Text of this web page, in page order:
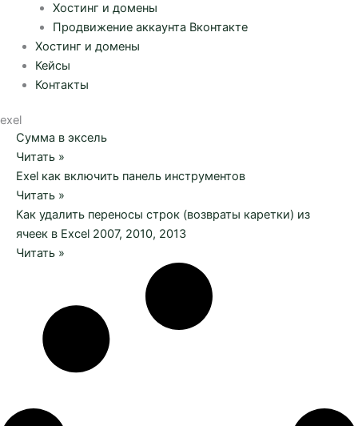
Хостинг и домены
Продвижение аккаунта Вконтакте
Хостинг и домены
Кейсы
Контакты
exel
Сумма в эксель
Читать »
Exel как включить панель инструментов
Читать »
Как удалить переносы строк (возвраты каретки) из
ячеек в Excel 2007, 2010, 2013
Читать »